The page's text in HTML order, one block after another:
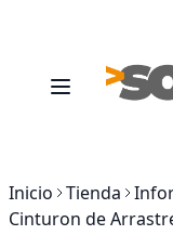
Toggle Nav
Inicio Tienda
Cinturon de